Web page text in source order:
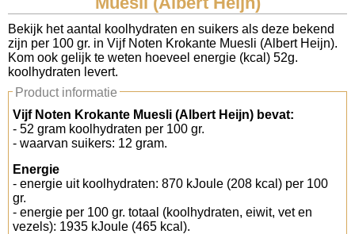
Koolhydraten tellen
Links
Bekijk het aantal koolhydraten en suikers als deze bekend
zijn per 100 gr. in Vijf Noten Krokante Muesli (Albert Heijn).
Kom ook gelijk te weten hoeveel energie (kcal) 52g.
koolhydraten levert.
Product informatie
Vijf Noten Krokante Muesli (Albert Heijn) bevat:
- 52 gram koolhydraten per 100 gr.
- waarvan suikers: 12 gram.
Energie
- energie uit koolhydraten: 870 kJoule (208 kcal) per 100
gr.
- energie per 100 gr. totaal (koolhydraten, eiwit, vet en
vezels): 1935 kJoule (465 kcal).